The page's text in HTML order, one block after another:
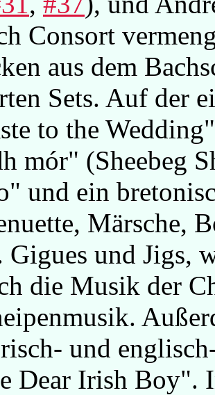
Consort
aus dem
Sets. Auf der
to the
mór" (Sheebeg
und ein
Märsche,
Gigues und Jigs,
die Musik der
und
Dear Irish Boy".